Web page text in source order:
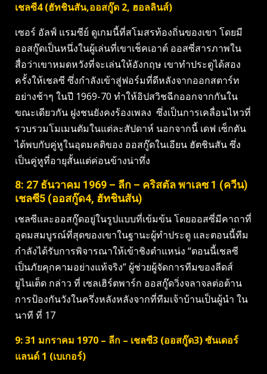
เชลซี4 (ฮัทชินสัน,ออสกู๊ด 2, ฮอลลินส์)
เซอร์ อัลฟ์ แรมซีย์ ดูเกมนี้ที่สโมสรท้องถิ่นของเขา โดยมี
ออสกู๊ดเป็นหนึ่งในผู้เล่นที่เขาเช็คเอาต์ ออสซี่สารภาพใน
สื่อว่าเขาหมดหวังที่จะเล่นให้อังกฤษ เขาทำประตูได้สอง
ครั้งให้เชลซี ซึ่งกำลังเข้าสู่ฟอร์มที่ดีหลังจากออกสตาร์ท
อย่างช้าๆ ในปี 1969-70 ทำให้อิปสวิชฉีกออกจากกันใน
ขณะเดียวกัน ฝูงชนยังคงร้องเพลง ซึ่งเป็นการเคลื่อนไหวที่
รวบรวมโมเมนตัมในแต่ละสัปดาห์ นอกจากนี้ เดฟ เซ็กตัน
ได้พบกับคู่หูในอุดมคติของ ออสกู๊ดในเอียน ฮัตชินสัน ซึ่ง
เป็นคู่หูที่อายุสั้นแต่ค่อนข้างน่าทึ่ง
8: 27 ธันวาคม 1969 – ลีก – คริสตัล พาเลซ 1 (ควีน)
เชลซี5 (ออสกู๊ด4, ฮัทชินสัน)
เชลซีและออสกู๊ดอยู่ในรูปแบบที่เข้มข้น โดยออสซี่มีคาถาที่
อุดมสมบูรณ์ที่สุดของเขาในฐานะผู้ทำประตู และตอนนี้ทีม
กำลังได้รับการพิจารณาให้เข้าชิงตำแหน่ง “ตอนนี้เชลซี
เป็นภัยคุกคามอย่างแท้จริง” ผู้ช่วยผู้จัดการทีมของลีดส์
ยูไนเต็ด กล่าว ที่ เซลเฮิร์ตพาร์ก ออสกู๊ดวิ่งจลาจลต่อต้าน
การป้องกันวังในครึ่งหลังหลังจากที่ทีมเจ้าบ้านเป็นผู้นำ ใน
นาที ที่ 17
9: 31 มกราคม 1970 – ลีก – เชลซี3 (ออสกู๊ด3) ซันเดอร์
แลนด์ 1 (เบเกอร์)